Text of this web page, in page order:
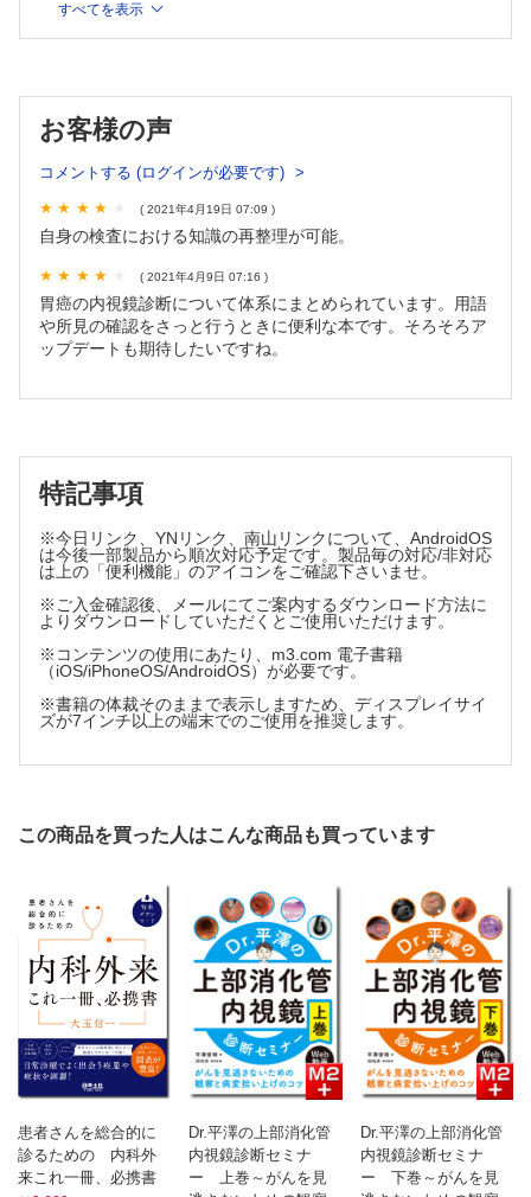
任
・偶発症と対応
第2章：胃内視鏡検査・診断トレーニング問題
症例1―61
＜関連知識＞
・Eカドヘリン遺伝子異常胃癌
・LCIの有用性
・ピロリ除菌後のPPI長期使用における異時性胃癌
・EBウィルス関連胃癌
すべてを表示
お客様の声
コメントする (ログインが必要です)
( 2021年4月19日 07:09 )
自身の検査における知識の再整理が可能。
( 2021年4月9日 07:16 )
胃癌の内視鏡診断について体系にまとめられています。用語
や所見の確認をさっと行うときに便利な本です。そろそろア
ップデートも期待したいですね。
特記事項
※今日リンク、YNリンク、南山リンクについて、AndroidOS
は今後一部製品から順次対応予定です。製品毎の対応/非対応
は上の「便利機能」のアイコンをご確認下さいませ。
※ご入金確認後、メールにてご案内するダウンロード方法に
よりダウンロードしていただくとご使用いただけます。
※コンテンツの使用にあたり、m3.com 電子書籍
（iOS/iPhoneOS/AndroidOS）が必要です。
※書籍の体裁そのままで表示しますため、ディスプレイサイ
ズが7インチ以上の端末でのご使用を推奨します。
この商品を買った人はこんな商品も買っています
患者さんを総合的に
診るための 内科外
来これ一冊、必携書
Dr.平澤の上部消化管
内視鏡診断セミナ
ー 上巻～がんを見
Dr.平澤の上部消化管
内視鏡診断セミナ
ー 下巻～がんを見